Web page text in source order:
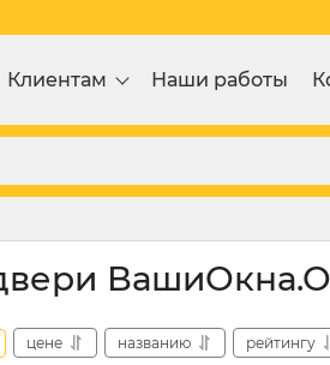
Клиентам Наши работы
цене названию рейтингу